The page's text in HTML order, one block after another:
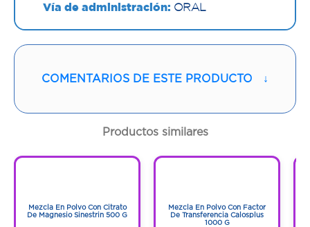
Vía de administración: ORAL
Cantidad:1 Empaque
COMENTARIOS DE ESTE PRODUCTO ↓
Productos similares
Mezcla En Polvo Con Citrato
De Magnesio Sinestrin 500 G
Mezcla En Polvo Con Factor
De Transferencia Calosplus
1000 G